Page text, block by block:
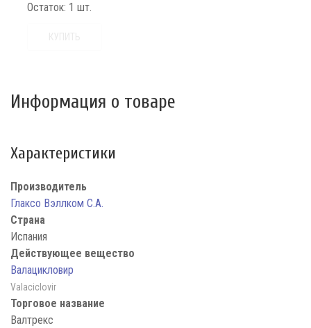
Остаток: 1 шт.
Информация о товаре
Характеристики
Производитель
Глаксо Вэллком С.А.
Страна
Испания
Действующее вещество
Валацикловир
Valaciclovir
Торговое название
Валтрекс